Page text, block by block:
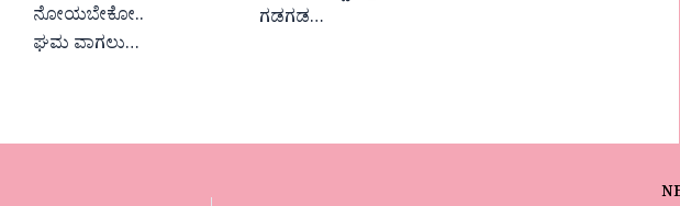
ನೋಯಬೇಕೋ..
ಘಮ ವಾಗಲು…
ಗಡಗಡ…